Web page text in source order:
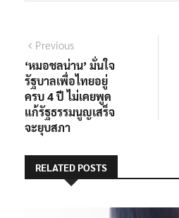
แนะแนว
เรื่อง
PreviousPrevious
post:
‘หมอชลน่าน’ มั่นใจ
รัฐบาลเพื่อไทยอยู่
ครบ 4 ปี ไม่เคยพูด
แก้รัฐธรรมนูญเสร็จ
จะยุบสภา
RELATED POSTS